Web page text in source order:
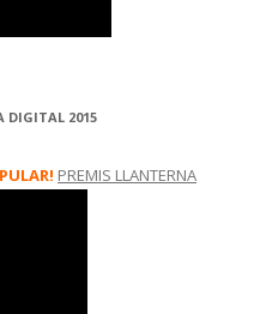
DIGITAL 2015
PREMIS LLANTERNA